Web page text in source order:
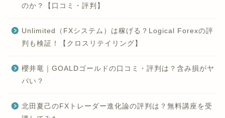
のか？【口コミ・評判】
Unlimited（FXシステム）は稼げる？Logical Forexの評
判も検証！【クロスリテイリング】
櫻井竜｜GOALDゴールドの口コミ・評判は？含み損がヤ
バい？
北田夏己のFXトレーダー進化論の評判は？無料講座を受